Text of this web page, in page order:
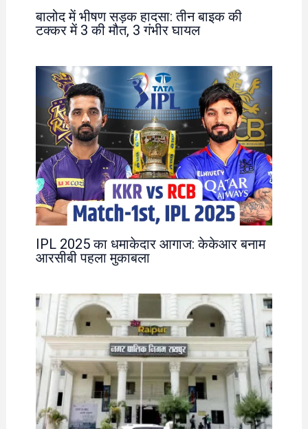
बालोद में भीषण सड़क हादसा: तीन बाइक की
टक्कर में 3 की मौत, 3 गंभीर घायल
IPL 2025 का धमाकेदार आगाज: केकेआर बनाम
आरसीबी पहला मुकाबला